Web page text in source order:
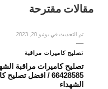
مقالات مقترحة
تم التحديث في يونيو 20, 2023
تصليح كاميرات مراقبة
تصليح كاميرات مراقبة
66428585 / افضل
الشهداء